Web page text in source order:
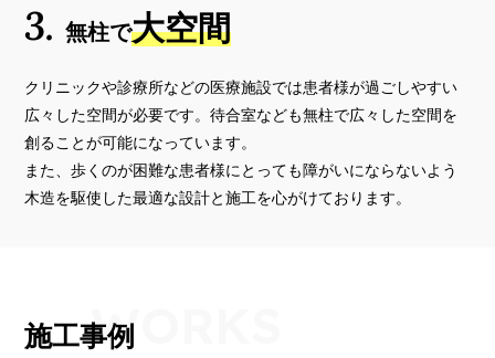
3. 無柱で大空間
クリニックや診療所などの医療施設では患者様が過ごしやすい
広々した空間が必要です。待合室なども無柱で広々した空間を
創ることが可能になっています。
また、歩くのが困難な患者様にとっても障がいにならないよう
木造を駆使した最適な設計と施工を心がけております。
施工事例WORKS